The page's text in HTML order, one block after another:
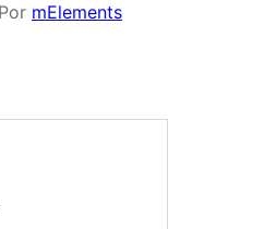
Por mElements